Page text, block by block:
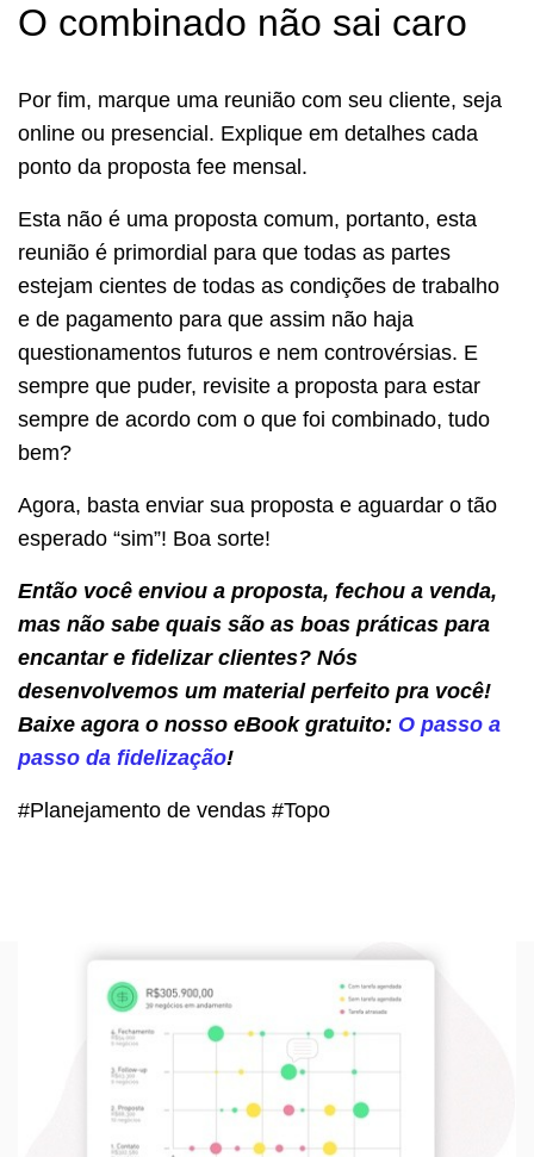
O combinado não sai caro
Por fim, marque uma reunião com seu cliente, seja
online ou presencial. Explique em detalhes cada
ponto da proposta fee mensal.
Esta não é uma proposta comum, portanto, esta
reunião é primordial para que todas as partes
estejam cientes de todas as condições de trabalho
e de pagamento para que assim não haja
questionamentos futuros e nem controvérsias. E
sempre que puder, revisite a proposta para estar
sempre de acordo com o que foi combinado, tudo
bem?
Agora, basta enviar sua proposta e aguardar o tão
esperado “sim”! Boa sorte!
Então você enviou a proposta, fechou a venda,
mas não sabe quais são as boas práticas para
encantar e fidelizar clientes? Nós
desenvolvemos um material perfeito pra você!
Baixe agora o nosso eBook gratuito: O passo a
passo da fidelização!
#Planejamento de vendas #Topo